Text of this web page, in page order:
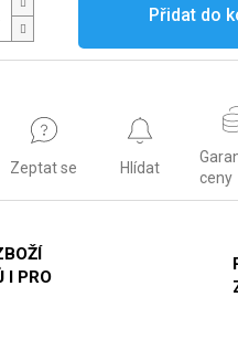
Přidat do
Zeptat se Hlídat
ceny
I PRO